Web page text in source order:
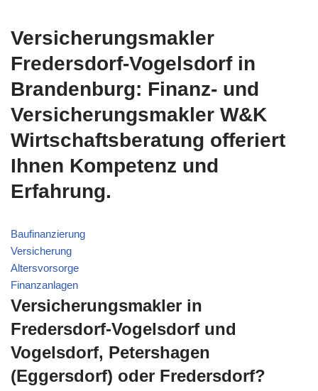
Versicherungsmakler
Fredersdorf-Vogelsdorf in
Brandenburg: Finanz- und
Versicherungsmakler W&K
Wirtschaftsberatung offeriert
Ihnen Kompetenz und
Erfahrung.
Baufinanzierung
Versicherung
Altersvorsorge
Finanzanlagen
Versicherungsmakler in
Fredersdorf-Vogelsdorf und
Vogelsdorf, Petershagen
(Eggersdorf) oder Fredersdorf?